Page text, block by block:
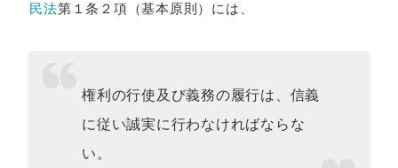
民法第１条２項（基本原則）には、
権利の行使及び義務の履行は、信義
に従い誠実に行わなければならな
い。